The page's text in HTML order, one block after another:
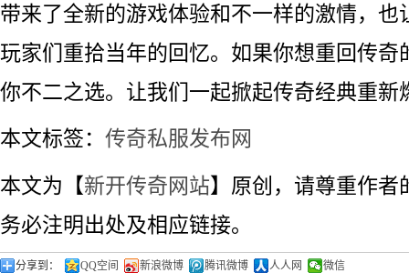
带来了全新的游戏体验和不一样的激情，也
玩家们重拾当年的回忆。如果你想重回传奇
你不二之选。让我们一起掀起传奇经典重新
本文标签： 传奇私服发布网
本文为【新开传奇网站】原创，请尊重作者
务必注明出处及相应链接。
分享到： QQ空间 新浪微博 腾讯微博 人人网 微信